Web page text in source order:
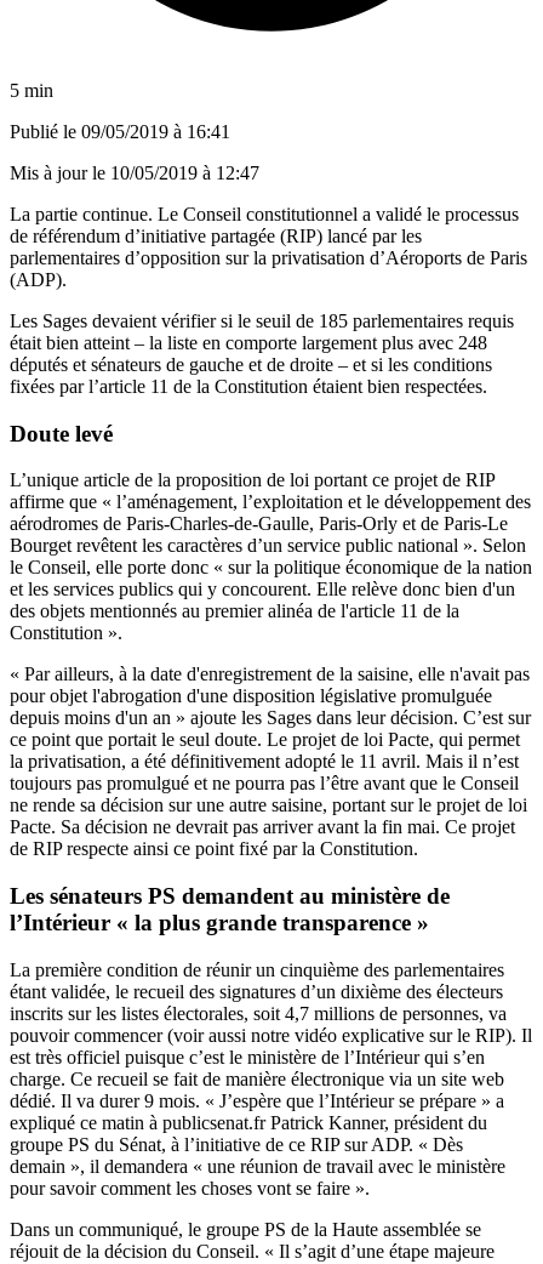
5 min
Publié le 09/05/2019 à 16:41
Mis à jour le 10/05/2019 à 12:47
La partie continue. Le Conseil constitutionnel a validé le processus
de référendum d’initiative partagée (RIP) lancé par les
parlementaires d’opposition sur la privatisation d’Aéroports de Paris
(ADP).
Les Sages devaient vérifier si le seuil de 185 parlementaires requis
était bien atteint – la liste en comporte largement plus avec 248
députés et sénateurs de gauche et de droite – et si les conditions
fixées par l’article 11 de la Constitution étaient bien respectées.
Doute levé
L’unique article de la proposition de loi portant ce projet de RIP
affirme que « l’aménagement, l’exploitation et le développement des
aérodromes de Paris-Charles-de-Gaulle, Paris-Orly et de Paris-Le
Bourget revêtent les caractères d’un service public national ». Selon
le Conseil, elle porte donc « sur la politique économique de la nation
et les services publics qui y concourent. Elle relève donc bien d'un
des objets mentionnés au premier alinéa de l'article 11 de la
Constitution ».
« Par ailleurs, à la date d'enregistrement de la saisine, elle n'avait pas
pour objet l'abrogation d'une disposition législative promulguée
depuis moins d'un an » ajoute les Sages dans leur décision. C’est sur
ce point que portait le seul doute. Le projet de loi Pacte, qui permet
la privatisation, a été définitivement adopté le 11 avril. Mais il n’est
toujours pas promulgué et ne pourra pas l’être avant que le Conseil
ne rende sa décision sur une autre saisine, portant sur le projet de loi
Pacte. Sa décision ne devrait pas arriver avant la fin mai. Ce projet
de RIP respecte ainsi ce point fixé par la Constitution.
Les sénateurs PS demandent au ministère de
l’Intérieur « la plus grande transparence »
La première condition de réunir un cinquième des parlementaires
étant validée, le recueil des signatures d’un dixième des électeurs
inscrits sur les listes électorales, soit 4,7 millions de personnes, va
pouvoir commencer (voir aussi notre vidéo explicative sur le RIP). Il
est très officiel puisque c’est le ministère de l’Intérieur qui s’en
charge. Ce recueil se fait de manière électronique via un site web
dédié. Il va durer 9 mois. « J’espère que l’Intérieur se prépare » a
expliqué ce matin à publicsenat.frPatrick Kanner, président du
groupe PS du Sénat, à l’initiative de ce RIP sur ADP. « Dès
demain », il demandera « une réunion de travail avec le ministère
pour savoir comment les choses vont se faire ».
Dans un communiqué, le groupe PS de la Haute assemblée se
réjouit de la décision du Conseil. « Il s’agit d’une étape majeure